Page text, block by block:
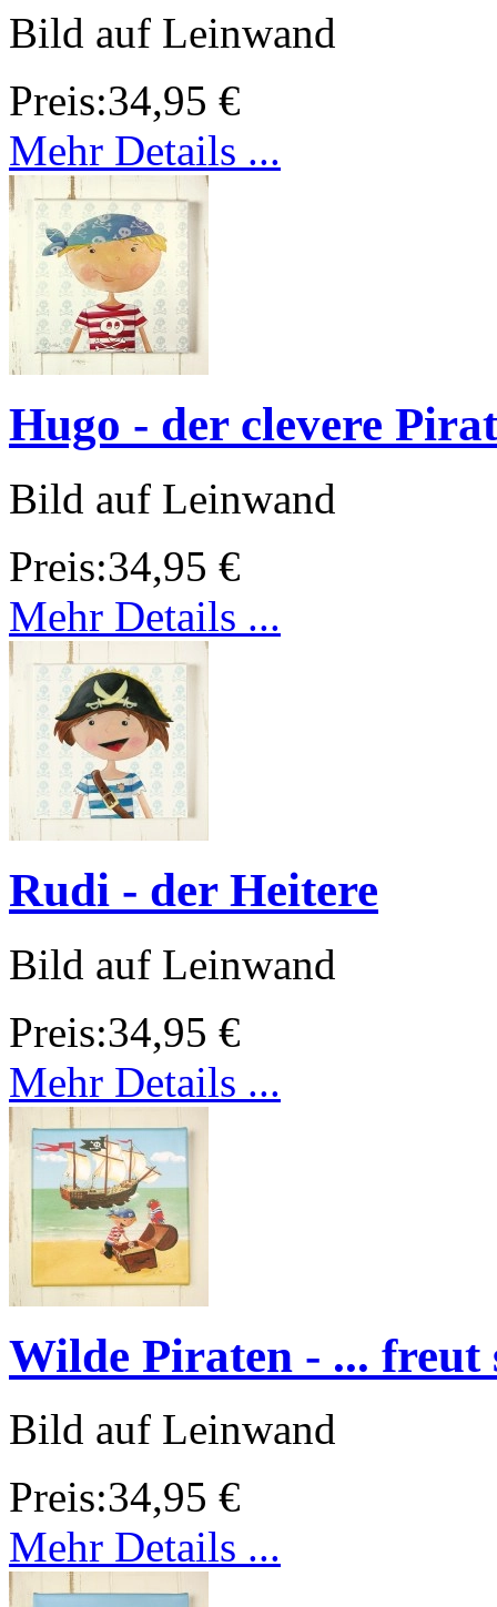
Bild auf Leinwand
Preis:34,95 €
Mehr Details ...
Hugo - der clevere Pirat
Bild auf Leinwand
Preis:34,95 €
Mehr Details ...
Rudi - der Heitere
Bild auf Leinwand
Preis:34,95 €
Mehr Details ...
Wilde Piraten - ...
Bild auf Leinwand
Preis:34,95 €
Mehr Details ...